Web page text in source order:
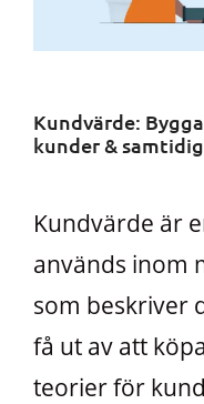
Kundvärde:
kunder &
Kundvärde är
används inom
som beskriver
få ut av att
teorier för